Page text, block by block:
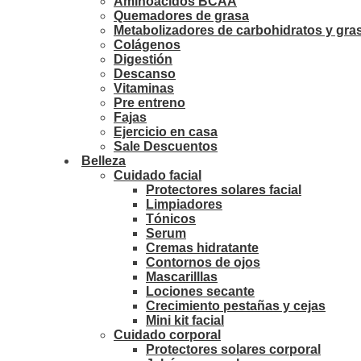
Quemadores de grasa
Metabolizadores de carbohidratos y
Colágenos
Digestión
Descanso
Vitaminas
Pre entreno
Fajas
Ejercicio en casa
Sale Descuentos
Belleza
Cuidado facial
Protectores solares facial
Limpiadores
Tónicos
Serum
Cremas hidratante
Contornos de ojos
Mascarilllas
Lociones secante
Crecimiento pestañas y cejas
Mini kit facial
Cuidado corporal
Protectores solares corporal